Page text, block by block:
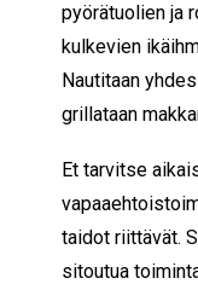
pyörätuolien ja
kulkevien
Nautitaan
grillataan
Et tarvitse
taidot riittävät.
sitoutua